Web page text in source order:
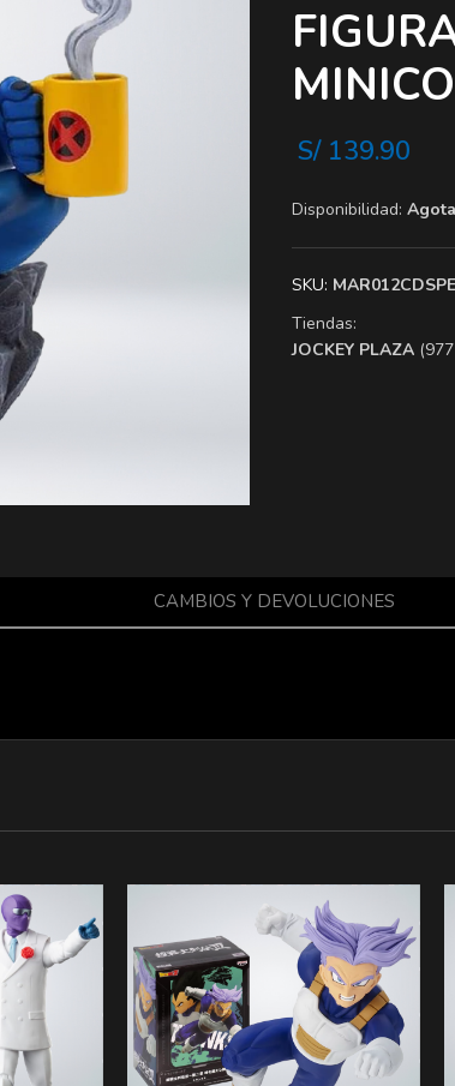
MINICO
S/139.90
Disponibilidad:
SKU: MAR012CDSPE
Tiendas:
​JOCKEY PLAZA
CAMBIOS Y DEVOLUCIONES